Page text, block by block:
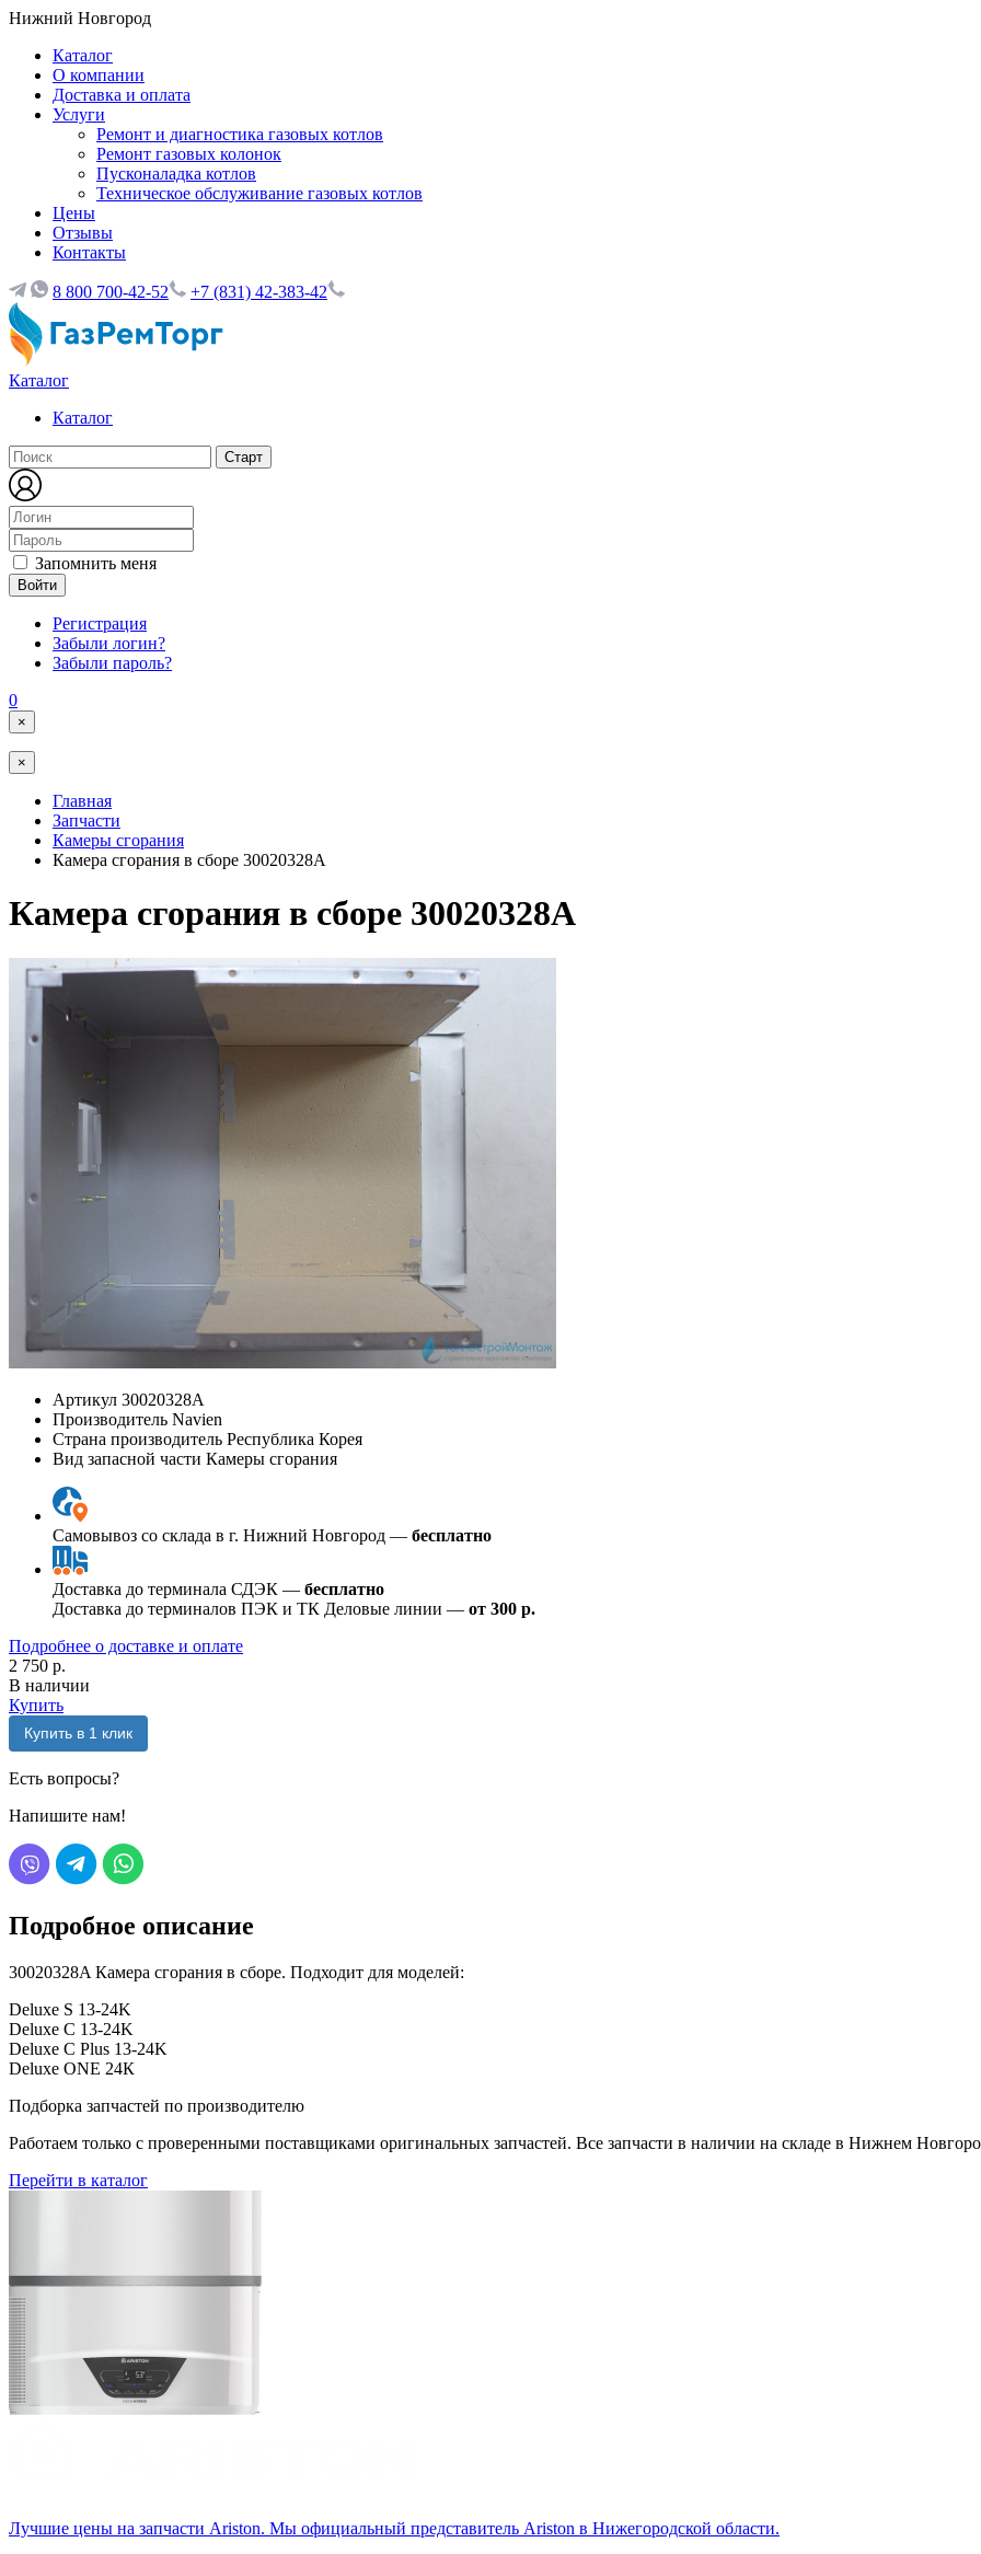
Нижний Новгород
Каталог
О компании
Доставка и оплата
Услуги
Ремонт и диагностика газовых котлов
Ремонт газовых колонок
Пусконаладка котлов
Техническое обслуживание газовых котлов
Цены
Отзывы
Контакты
8 800 700-42-52 +7 (831) 42-383-42
Каталог
Каталог
Запомнить меня
Войти
Регистрация
Забыли логин?
Забыли пароль?
0
×
×
Главная
Запчасти
Камеры сгорания
Камера сгорания в сборе 30020328A
Камера сгорания в сборе 30020328A
Артикул 30020328A
Производитель Navien
Страна производитель Республика Корея
Вид запасной части Камеры сгорания
Самовывоз со склада в г. Нижний Новгород — бесплатно
Доставка до терминала СДЭК — бесплатно
Доставка до терминалов ПЭК и ТК Деловые линии — от 300 р.
Подробнее о доставке и оплате
2 750 р.
В наличии
Купить
Купить в 1 клик
Есть вопросы?
Напишите нам!
Подробное описание
30020328A Камера сгорания в сборе. Подходит для моделей:
Deluxe S 13-24K
Deluxe С 13-24K
Deluxe С Plus 13-24K
Deluxe ONE 24К
Подборка запчастей по производителю
Работаем только с проверенными поставщиками оригинальных запчастей. Все запчасти в наличии на складе в Нижнем
Перейти в каталог
Лучшие цены на запчасти Аriston. Мы официальный представитель Ariston в Нижегородской области.